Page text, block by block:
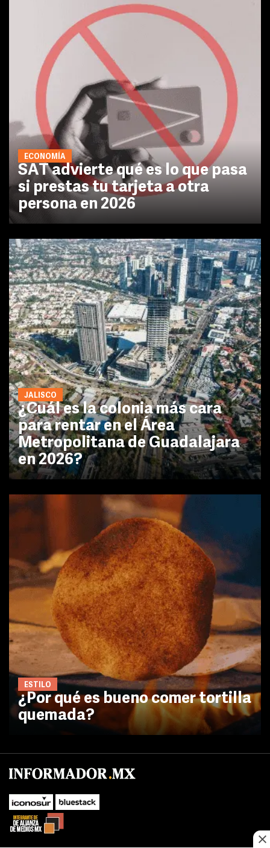
ECONOMÍA
SAT advierte qué es lo que pasa
si prestas tu tarjeta a otra
persona en 2026
JALISCO
¿Cuál es la colonia más cara
para rentar en el Área
Metropolitana de Guadalajara
en 2026?
ESTILO
¿Por qué es bueno comer tortilla
quemada?